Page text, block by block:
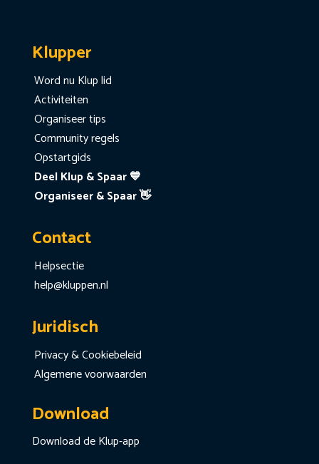
Klupper
Word nu Klup lid
Activiteiten
Organiseer tips
Community regels
Opstartgids
Deel Klup & Spaar 💙
Organiseer & Spaar 👋
Contact
Helpsectie
help@kluppen.nl
Juridisch
Privacy & Cookiebeleid
Algemene voorwaarden
Download
Download de Klup-app